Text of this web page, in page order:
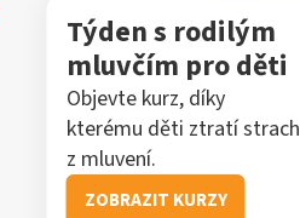
Týden s rodilým
mluvčím pro děti
Objevte kurz, díky
kterému děti ztratí strach
z mluvení.
ZOBRAZIT KURZY